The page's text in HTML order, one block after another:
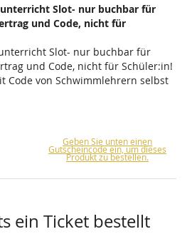
Slot- nur buchbar für
und Code, nicht für
Slot- nur buchbar für
und Code, nicht für Schüler:in!
Code von Schwimmlehrern selbst
Geben Sie unten einen
Gutscheincode ein, um dieses
Produkt zu bestellen.
ein Ticket bestellt